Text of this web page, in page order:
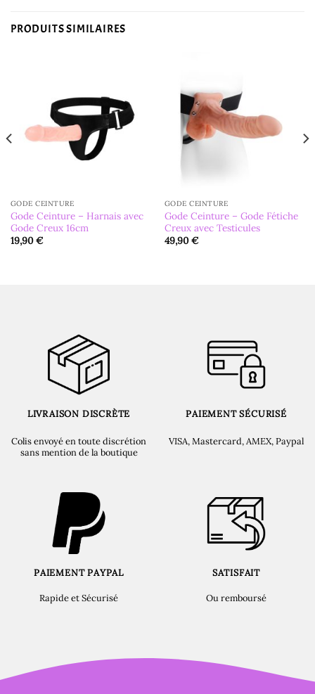
PRODUITS SIMILAIRES
GODE CEINTURE
Gode Ceinture – Harnais avec
Gode Creux 16cm
19,90€
GODE CEINTURE
Gode Ceinture – Gode Fétiche
Creux avec Testicules
49,90€
LIVRAISON DISCRÈTE
Colis envoyé en toute discrétion
sans mention de la boutique
PAIEMENT SÉCURISÉ
VISA, Mastercard, AMEX, Paypal
PAIEMENT PAYPAL
Rapide et Sécurisé
SATISFAIT
Ou remboursé